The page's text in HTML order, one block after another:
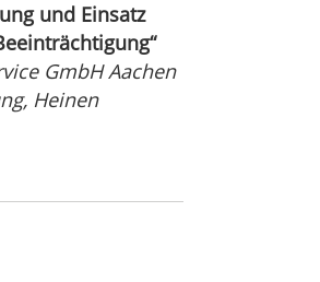
und Einsatz
GmbH Aachen
Heinen